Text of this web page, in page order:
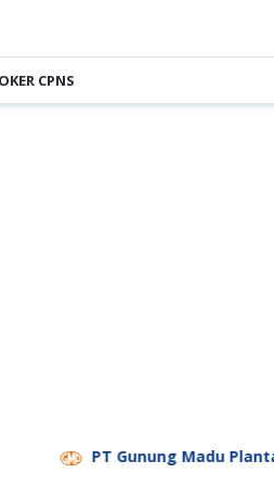
CPNS
PT Gunung Madu Plantations